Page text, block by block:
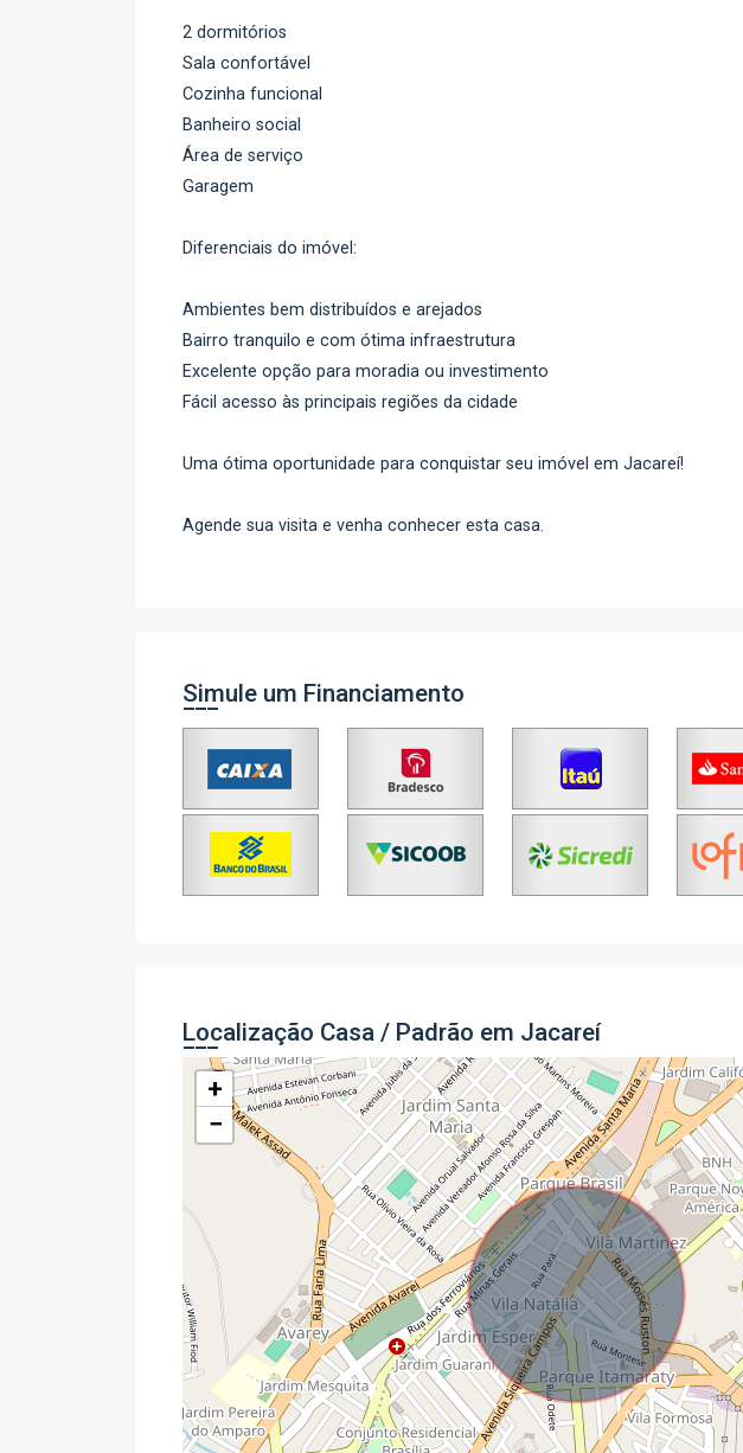
2 dormitórios
Sala confortável
Cozinha funcional
Banheiro social
Área de serviço
Garagem
Diferenciais do imóvel:
Ambientes bem distribuídos e arejados
Bairro tranquilo e com ótima infraestrutura
Excelente opção para moradia ou investimento
Fácil acesso às principais regiões da cidade
Uma ótima oportunidade para conquistar seu imóvel em Jacareí!
Agende sua visita e venha conhecer esta casa.
Simule um Financiamento
Localização Casa / Padrão em Jacareí
+
−